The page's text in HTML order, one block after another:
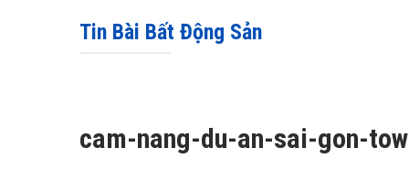
Tin Bài Bất Động Sản
cam-nang-du-an-sai-gon-